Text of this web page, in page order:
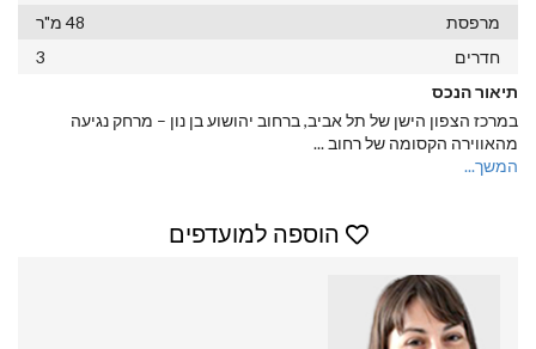
מרפסת
48 מ"ר
חדרים
3
תיאור הנכס
במרכז הצפון הישן של תל אביב, ברחוב יהושוע בן נון – מרחק נגיעה
מהאווירה הקסומה של רחוב...
המשך...
הוספה למועדפים